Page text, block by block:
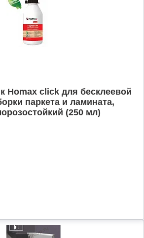
Homax click для бесклеевой
паркета и ламината,
(250 мл)